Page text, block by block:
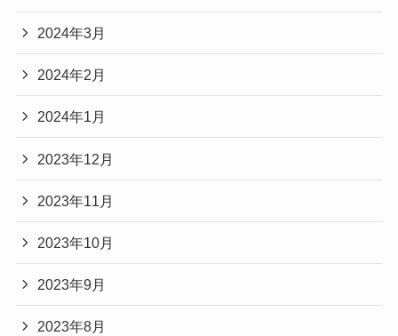
2024年3月
2024年2月
2024年1月
2023年12月
2023年11月
2023年10月
2023年9月
2023年8月